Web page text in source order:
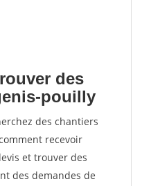
des
pouilly
des chantiers
recevoir
et trouver des
des demandes de